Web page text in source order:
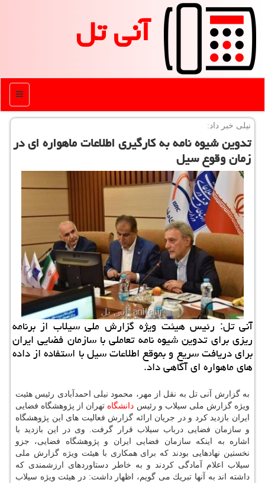
آنی تل
منو
نیلی خبر داد:
تدوین شیوه نامه به كارگیری اطلاعات ماهواره ای در
زمان وقوع سیل
آنی تل: رئیس هیئت ویژه گزارش ملی سیلاب از برنامه
ریزی برای تدوین شیوه نامه تعاملی با سازمان فضایی ایران
برای دریافت سریع و بموقع اطلاعات سیل با استفاده از داده
های ماهواره ای آگاهی داد.
به گزارش آنی تل به نقل از مهر، محمود نیلی احمدآبادی رئیس هئیت
ویژه گزارش ملی سیلاب و رئیس دانشگاه تهران از پژوهشگاه فضایی
ایران بازدید كرد و در جریان ارائه گزارش فعالیت های این پژوهشگاه
و سازمان فضایی درباب سیلاب قرار گرفت. وی در این بازدید با
اشاره به اینكه سازمان فضایی ایران و پژوهشگاه فضایی، جزو
نخستین نهادهایی بودند كه برای همكاری با هیئت ویژه گزارش ملی
سیلاب اعلام آمادگی كردند و به خاطر دستاوردهای ارزشمندی كه
داشته اند به آنها تبریك می گویم، اظهار داشت: در هیئت ویژه سیلاب